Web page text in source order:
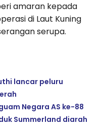
amaran kepada
di Laut Kuning
serupa.
lancar peluru
Negara AS ke-88
Summerland diarah